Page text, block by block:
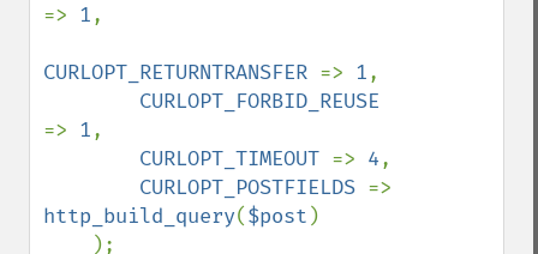
=> 1,
CURLOPT_RETURNTRANSFER => 1,
=> 1,
CURLOPT_TIMEOUT => 4,
CURLOPT_POSTFIELDS
http_build_query($post )